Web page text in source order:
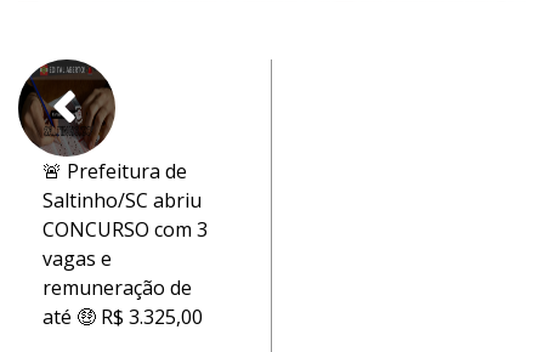
🚨 Prefeitura de
Saltinho/SC abriu
CONCURSO com 3
vagas e
remuneração de
até 🤑 R$ 3.325,00